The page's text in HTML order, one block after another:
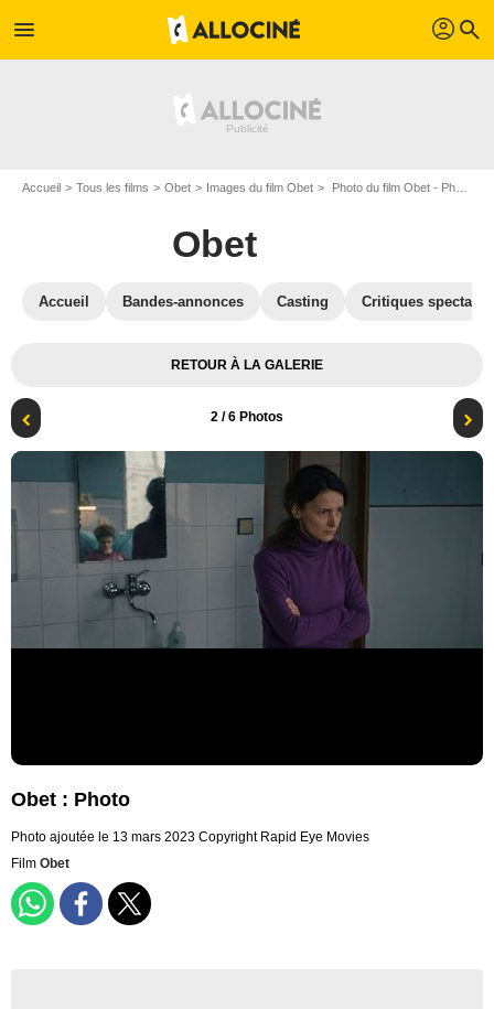
menu profil search
Accueil Tous les films Obet Images du film Obet Photo du film Obet - Photo 2
Obet
Accueil Bandes-annonces Casting Critiques
RETOUR À LA GALERIE
2 / 6 Photos
Obet : Photo
Photo ajoutée le 13 mars 2023 Copyright Rapid Eye Movies
Film Obet